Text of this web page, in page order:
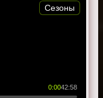
0:0042:58
Сезоны